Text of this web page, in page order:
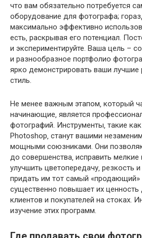
что вам обязательно потребуется
оборудование для фотографа;
максимально эффективно
есть‚ раскрывая его потенциал.
и экспериментируйте. Ваша цель –
и разнообразное портфолио
ярко демонстрировать ваши лучшие
стиль.
Не менее важным этапом‚ который
начинающие‚ является
фотографий. Инструменты‚ такие
Photoshop‚ станут вашими
мощными союзниками. Они
до совершенства‚ исправить мелкие
улучшить цветопередачу‚ резкость
придать им тот самый «продающий»
существенно повышает их ценность
клиентов и покупателей на стоках.
изучение этих программ.